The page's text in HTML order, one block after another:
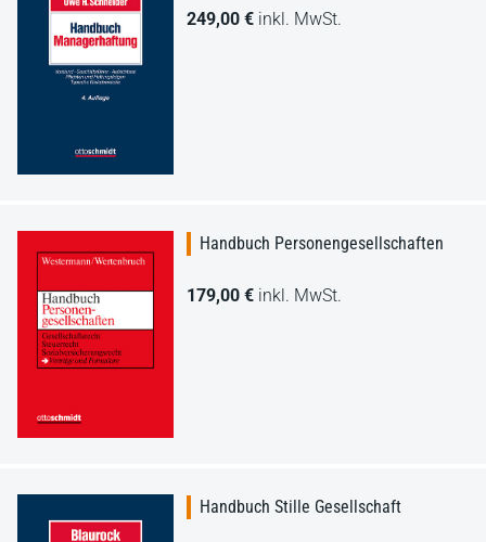
249,00 € inkl. MwSt.
Handbuch Personengesellschaften
179,00 € inkl. MwSt.
Handbuch Stille Gesellschaft